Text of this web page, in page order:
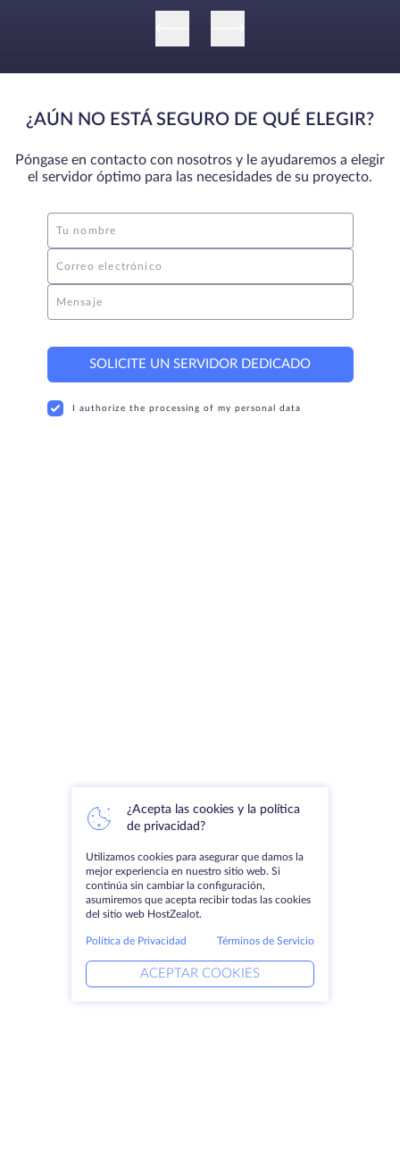
¿AÚN NO ESTÁ SEGURO DE QUÉ ELEGIR?
Póngase en contacto con nosotros y le ayudaremos a elegir
el servidor óptimo para las necesidades de su proyecto.
Tu nombre
Correo electrónico
Mensaje
SOLICITE UN SERVIDOR DEDICADO
I authorize the processing of my personal data
¿Acepta las cookies y la política
de privacidad?
Utilizamos cookies para asegurar que damos la
mejor experiencia en nuestro sitio web. Si
continúa sin cambiar la configuración,
asumiremos que acepta recibir todas las cookies
del sitio web HostZealot.
Política de Privacidad Términos de Servicio
ACEPTAR COOKIES